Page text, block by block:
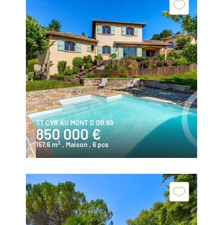
ST CYR AU MONT D OR 69
850 000 €
157,6 m2 , Maison , 6 pcs